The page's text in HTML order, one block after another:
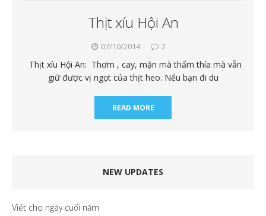
Thịt xíu Hội An
07/10/2014 2
Thịt xíu Hội An: Thơm , cay, mặn mà thấm thía mà vẫn
giữ được vị ngọt của thịt heo. Nếu bạn đi du
READ MORE
NEW UPDATES
Viết cho ngày cuối năm